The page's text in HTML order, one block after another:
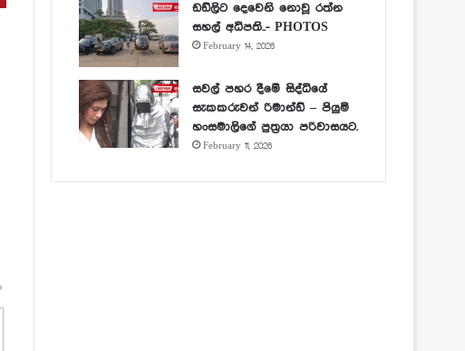
ඩඩ්ලිට දෙවෙනි නොවූ රත්න
සහල් අධිපති..- PHOTOS
February 14, 2026
සවල් පහර දීමේ සිද්ධියේ
සැකකරුවන් රිමාන්ඩ් – පියුමි
හංසමාලිගේ පුත්‍රයා පරිවාසයට.
February 11, 2026